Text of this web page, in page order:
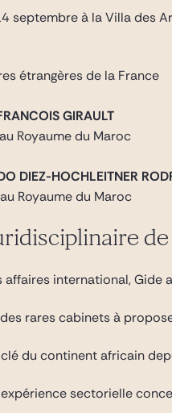
septembre à la Villa des
étrangères de la France
GIRAULT
Royaume du Maroc
DIEZ-HOCHLEITNER
Royaume du Maroc
international, Gide
des rares cabinets à
du continent africain
sectorielle